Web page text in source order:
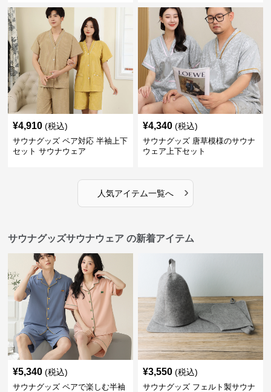
¥4,910 (税込)
サウナグッズ ペア対応 半袖上下
セット サウナウェア
¥4,340 (税込)
サウナグッズ 唐草模様のサウナ
ウェア上下セット
人気アイテム一覧へ ›
サウナグッズサウナウェア の新着アイテム
¥5,340 (税込)
サウナグッズ ペアで楽しむ半袖
¥3,550 (税込)
サウナグッズ フェルト製サウナ